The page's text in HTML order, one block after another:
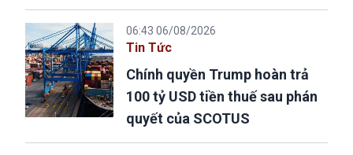
06:43 06/08/2026
Tin Tức
Chính quyền Trump hoàn trả
100 tỷ USD tiền thuế sau phán
quyết của SCOTUS